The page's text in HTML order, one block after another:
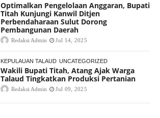
Optimalkan Pengelolaan Anggaran, Bupati
Titah Kunjungi Kanwil Ditjen
Perbendaharaan Sulut Dorong
Pembangunan Daerah
Redaksi Admin Jul 14, 2025
KEPULAUAN TALAUD UNCATEGORIZED
Wakili Bupati Titah, Atang Ajak Warga
Talaud Tingkatkan Produksi Pertanian
Redaksi Admin Jul 09, 2025